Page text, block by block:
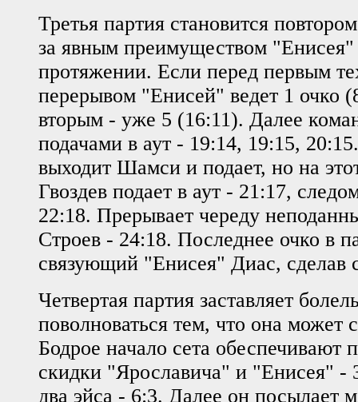
Третья партия становится
за явным преимуществом "Енисея"
протяжении. Если перед первым
перерывом "Енисей" ведет 1 очко
вторым - уже 5 (16:11). Далее
подачами в аут - 19:14, 19:15,
выходит Шамси и подает, но на
Гвоздев подает в аут - 21:17,
22:18. Прерывает череду
Строев - 24:18. Последнее очко в
связующий "Енисея" Диас, сделав
Четвертая партия заставляет
поволноваться тем, что она может
Бодрое начало сета обеспечивают
скидки "Ярославича" и "Енисея" -
два эйса - 6:3. Далее он посылает